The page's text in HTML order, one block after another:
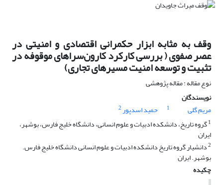
وقف به مثابه ابزار حکمرانی اقتصادی و امنیتی در
عصر صفوی ( بررسی کارکرد کارون‌سراهای موقوفه در
تثبیت و توسعه امنیت مسیرهای تجاری)
نوع مقاله : مقاله پژوهشی
نویسندگان
مریم گلی
1 حمید اسدپور2
1گروه تاریخ، دانشکده ادبیات و علوم انسانی، دانشگاه خلیج فارس، بوشهر،
ایران
2دانشیار گروه تاریخ دانشکده ادبیات و علوم انسانی دانشگاه خلیج فارس.
بوشهر. ایران
چکیده